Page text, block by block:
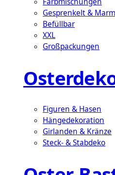
Gesprenkelt &
Befüllbar
XXL
Großpackungen
Figuren & Hasen
Hängedekoration
Girlanden & Kränze
Steck- & Stabdeko